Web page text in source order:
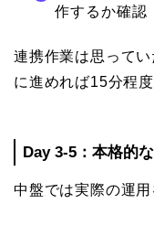
作するか確認
連携作業は思って
に進めれば15分程
Day 3-5：本格的
中盤では実際の運